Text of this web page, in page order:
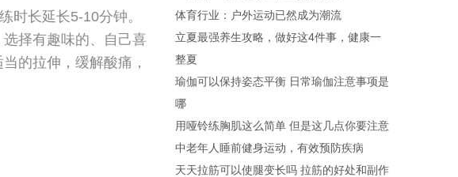
长延长5-10分钟。
择有趣味的、自己喜
的拉伸，缓解酸痛，
体育行业：户外运动已然成为潮流
立夏最强养生攻略，做好这4件事，健康一
整夏
瑜伽可以保持姿态平衡 日常瑜伽注意事项是
哪
用哑铃练胸肌这么简单 但是这几点你要注意
中老年人睡前健身运动，有效预防疾病
天天拉筋可以使腿变长吗 拉筋的好处和副作